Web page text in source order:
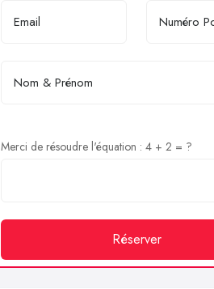
Merci de résoudre l'équation : 4 + 2 = ?
Réserver